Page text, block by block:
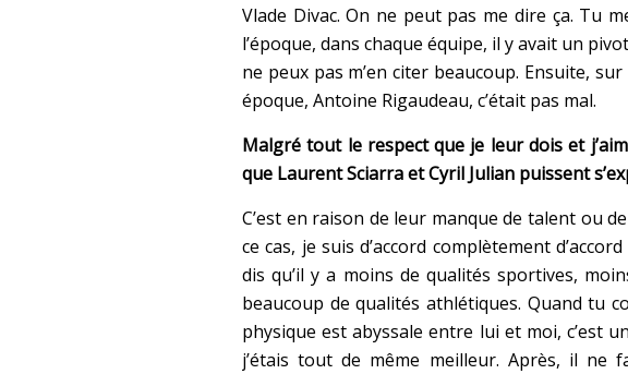
Vlade Divac. On ne peut pas me dire ça. Tu
l’époque, dans chaque équipe, il y avait un
ne peux pas m’en citer beaucoup. Ensuite,
époque, Antoine Rigaudeau, c’était pas mal.
Malgré tout le respect que je leur dois et
que Laurent Sciarra et Cyril Julian puissent
C’est en raison de leur manque de talent ou
ce cas, je suis d’accord complètement
dis qu’il y a moins de qualités sportives,
beaucoup de qualités athlétiques. Quand tu
physique est abyssale entre lui et moi, c’est
j’étais tout de même meilleur. Après, il ne